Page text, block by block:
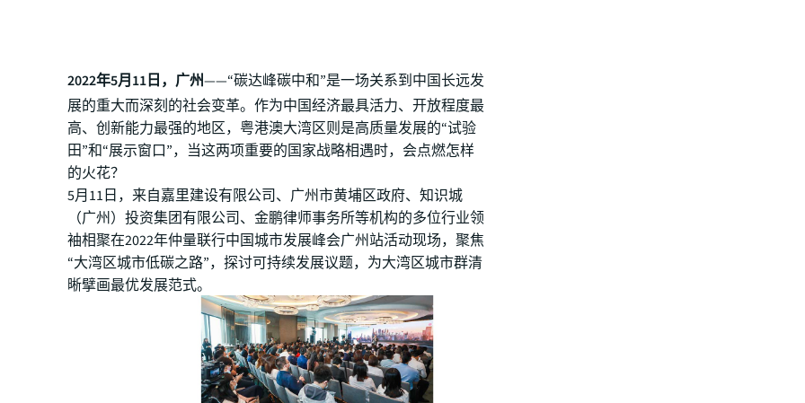
2022年5月11日，广州——“碳达峰碳中和”是一场关系到中国长远发
展的重大而深刻的社会变革。作为中国经济最具活力、开放程度最
高、创新能力最强的地区，粤港澳大湾区则是高质量发展的“试验
田”和“展示窗口”，当这两项重要的国家战略相遇时，会点燃怎样
的火花？
5月11日，来自嘉里建设有限公司、广州市黄埔区政府、知识城
（广州）投资集团有限公司、金鹏律师事务所等机构的多位行业领
袖相聚在2022年仲量联行中国城市发展峰会广州站活动现场，聚焦
“大湾区城市低碳之路”，探讨可持续发展议题，为大湾区城市群清
晰擘画最优发展范式。